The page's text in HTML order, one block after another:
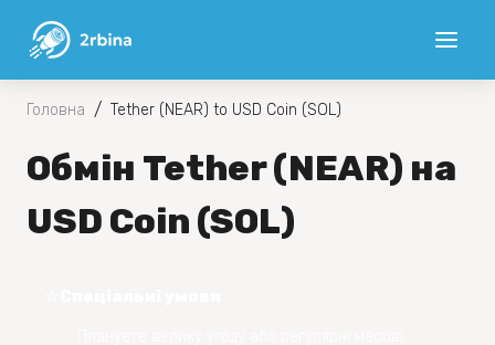
Головна / Tether (NEAR) to USD Coin (SOL)
Обмін Tether (NEAR) на
USD Coin (SOL)